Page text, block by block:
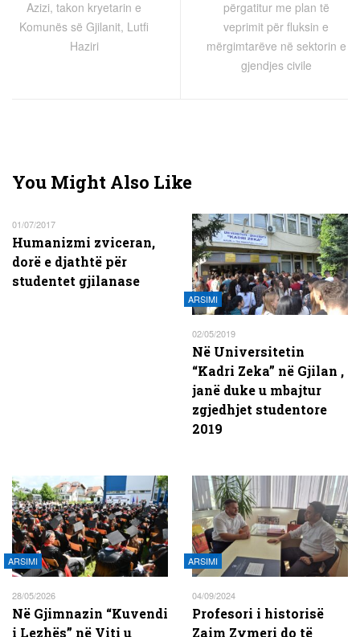
Azizi, takon kryetarin e
Komunës së Gjilanit, Lutfi
Haziri
përgatitur me plan të
veprimit për fluksin e
mërgimtarëve në sektorin e
gjendjes civile
You Might Also Like
01/07/2017
Humanizmi zviceran,
dorë e djathtë për
studentet gjilanase
ARSIMI
02/05/2019
Në Universitetin
“Kadri Zeka” në Gjilan ,
janë duke u mbajtur
zgjedhjet studentore
2019
ARSIMI
28/05/2026
Në Gjimnazin “Kuvendi
i Lezhës” në Viti u
ARSIMI
04/09/2024
Profesori i historisë
Zaim Zymeri do të